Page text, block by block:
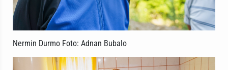
Nermin Durmo Foto: Adnan Bubalo